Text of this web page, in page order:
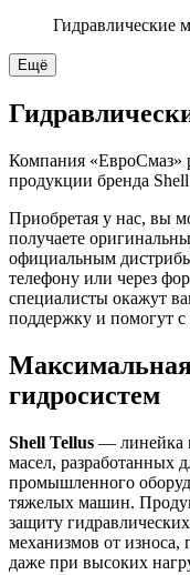
Гидравлические
Ещё
Компания «ЕвроСмаз»
продукции бренда
Приобретая у нас, вы
получаете
официальным
телефону или через
специалисты окажут
поддержку и помогут с
Максимальная
гидросистем
Shell Tellus — линейка
масел, разработанных
промышленного
тяжелых машин.
защиту
механизмов от износа,
даже при высоких